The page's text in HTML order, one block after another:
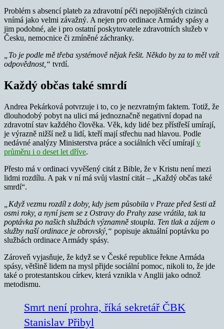
Problém s absencí plateb za zdravotní péči nepojištěných cizinců
vnímá jako velmi závažný. A nejen pro ordinace Armády spásy a
jim podobné, ale i pro ostatní poskytovatele zdravotních služeb v
Česku, nemocnice či zmíněné záchranky.
„To je podle mě třeba systémově nějak řešit. Někdo by za to měl vzít
odpovědnost,“ tvrdí.
Každý občas také smrdí
Andrea Pekárková potvrzuje i to, co je nezvratným faktem. Totiž, že
dlouhodobý pobyt na ulici má jednoznačně negativní dopad na
zdravotní stav každého člověka. Věk, kdy lidé bez přístřeší umírají,
je výrazně nižší než u lidí, kteří mají střechu nad hlavou. Podle
nedávné analýzy Ministerstva práce a sociálních věcí umírajív
průměru i o deset let dříve.
Přesto má v ordinaci vyvěšený citát z Bible, že v Kristu není mezi
lidmi rozdílu. A pak v ní má svůj vlastní citát – „Každý občas také
smrdí“.
„Když vezmu rozdíl z doby, kdy jsem působila v Praze před šesti až
osmi roky, a nyní jsem se z Ostravy do Prahy zase vrátila, tak ta
poptávka po našich službách významně stoupla. Ten tlak a zájem o
služby naší ordinace je obrovský,“ popisuje aktuální poptávku po
službách ordinace Armády spásy.
Zároveň vyjasňuje, že když se v České republice řekne Armáda
spásy, většině lidem na mysl přijde sociální pomoc, nikoli to, že jde
také o protestantskou církev, která vznikla v Anglii jako odnož
metodismu.
Smrt není prohra, říká sekretář ČBK
Stanislav Přibyl